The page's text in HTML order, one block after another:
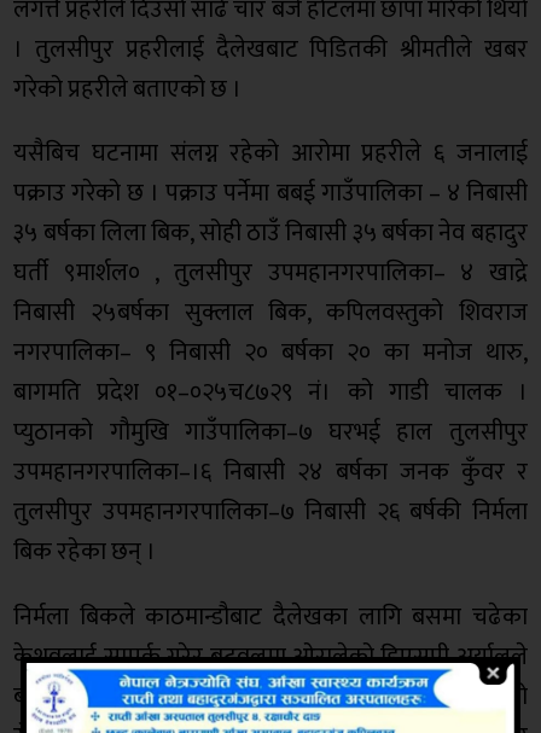
लगत्तै प्रहरीले दिउँसो साढे चार बजे होटलमा छापा मारेको थियो
। तुलसीपुर प्रहरीलाई दैलेखबाट पिडितकी श्रीमतीले खबर
गरेको प्रहरीले बताएको छ ।
यसैबिच घटनामा संलग्न रहेको आरोमा प्रहरीले ६ जनालाई
पक्राउ गरेको छ । पक्राउ पर्नेमा बबई गाउँपालिका – ४ निबासी
३५ बर्षका लिला बिक, सोही ठाउँ निबासी ३५ बर्षका नेव बहादुर
घर्ती ९मार्शल० , तुलसीपुर उपमहानगरपालिका– ४ खाद्रे
निबासी २५बर्षका सुक्लाल बिक, कपिलवस्तुको शिवराज
नगरपालिका– ९ निबासी २० बर्षका २० का मनोज थारु,
बागमति प्रदेश ०१–०२५च८७२९ नं। को गाडी चालक ।
प्युठानको गौमुखि गाउँपालिका–७ घरभई हाल तुलसीपुर
उपमहानगरपालिका–।६ निबासी २४ बर्षका जनक कुँवर र
तुलसीपुर उपमहानगरपालिका–७ निबासी २६ बर्षकी निर्मला
बिक रहेका छन् ।
निर्मला बिकले काठमान्डौबाट दैलेखका लागि बसमा चढेका
केशवलाई सम्पर्क गरेर बुटवलमा ओरालेको डिएसपी अर्यालले
बताउनुभयो । पिडित केशवसंग सुकलाल र मनोजको